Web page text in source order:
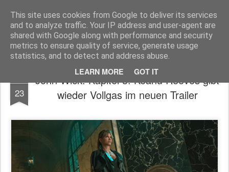
This site uses cookies from Google to deliver its services
and to analyze traffic. Your IP address and user-agent are
shared with Google along with performance and security
metrics to ensure quality of service, generate usage
statistics, and to detect and address abuse.
LEARN MORE GOT IT
MyKinoTrailer
Pages
23
John Wick: Kapitel 3: Keanu Reeves gibt
wieder Vollgas im neuen Trailer